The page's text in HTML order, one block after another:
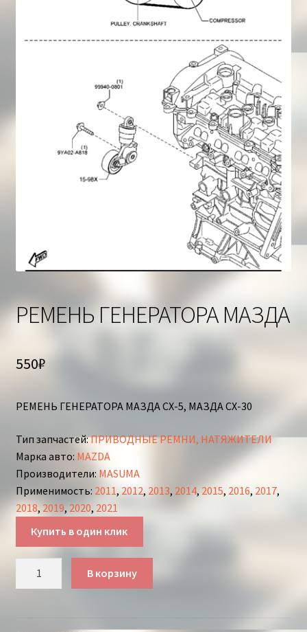
Корзина
РЕМЕНЬ ГЕНЕРАТОРА МАЗДА
550₽
РЕМЕНЬ ГЕНЕРАТОРА МАЗДА СХ-5, МАЗДА СХ-30
Тип запчастей:ПРИВОДНЫЕ РЕМНИ, НАТЯЖИТЕЛИ
Марка авто: MAZDA
Производители: MASUMA
Применимость: 2011, 2012, 2013, 2014, 2015, 2016, 2017,
2018, 2019, 2020, 2021
Купить в один клик
В корзину